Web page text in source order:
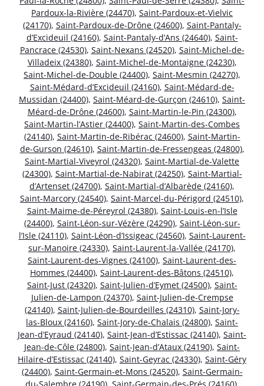
Pardoux-la-Rivière (24470), Saint-Pardoux-et-Vielvic
(24170), Saint-Pardoux-de-Drône (24600), Saint-Pantaly-
d’Excideuil (24160), Saint-Pantaly-d’Ans (24640), Saint-
Pancrace (24530), Saint-Nexans (24520), Saint-Michel-de-
Villadeix (24380), Saint-Michel-de-Montaigne (24230),
Saint-Michel-de-Double (24400), Saint-Mesmin (24270),
Saint-Médard-d’Excideuil (24160), Saint-Médard-de-
Mussidan (24400), Saint-Méard-de-Gurçon (24610), Saint-
Méard-de-Drône (24600), Saint-Martin-le-Pin (24300),
Saint-Martin-l’Astier (24400), Saint-Martin-des-Combes
(24140), Saint-Martin-de-Ribérac (24600), Saint-Martin-
de-Gurson (24610), Saint-Martin-de-Fressengeas (24800),
Saint-Martial-Viveyrol (24320), Saint-Martial-de-Valette
(24300), Saint-Martial-de-Nabirat (24250), Saint-Martial-
d’Artenset (24700), Saint-Martial-d’Albarède (24160),
Saint-Marcory (24540), Saint-Marcel-du-Périgord (24510),
Saint-Maime-de-Péreyrol (24380), Saint-Louis-en-l’Isle
(24400), Saint-Léon-sur-Vézère (24290), Saint-Léon-sur-
l’Isle (24110), Saint-Léon-d’Issigeac (24560), Saint-Laurent-
sur-Manoire (24330), Saint-Laurent-la-Vallée (24170),
Saint-Laurent-des-Vignes (24100), Saint-Laurent-des-
Hommes (24400), Saint-Laurent-des-Bâtons (24510),
Saint-Just (24320), Saint-Julien-d’Eymet (24500), Saint-
Julien-de-Lampon (24370), Saint-Julien-de-Crempse
(24140), Saint-Julien-de-Bourdeilles (24310), Saint-Jory-
las-Bloux (24160), Saint-Jory-de-Chalais (24800), Saint-
Jean-d’Eyraud (24140), Saint-Jean-d’Estissac (24140), Saint-
Jean-de-Côle (24800), Saint-Jean-d’Ataux (24190), Saint-
Hilaire-d’Estissac (24140), Saint-Geyrac (24330), Saint-Géry
(24400), Saint-Germain-et-Mons (24520), Saint-Germain-